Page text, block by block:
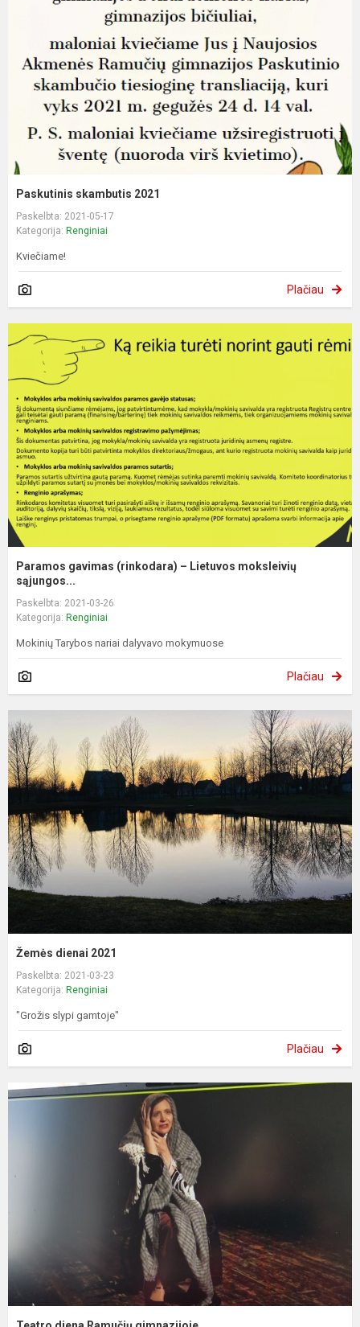
Paskutinis skambutis 2021
Paskelbta: 2021-05-17
Kategorija: Renginiai
Kviečiame!
Plačiau
Paramos gavimas (rinkodara) – Lietuvos moksleivių
sąjungos...
Paskelbta: 2021-03-26
Kategorija: Renginiai
Mokinių Tarybos nariai dalyvavo mokymuose
Plačiau
Žemės dienai 2021
Paskelbta: 2021-03-23
Kategorija: Renginiai
"Grožis slypi gamtoje"
Plačiau